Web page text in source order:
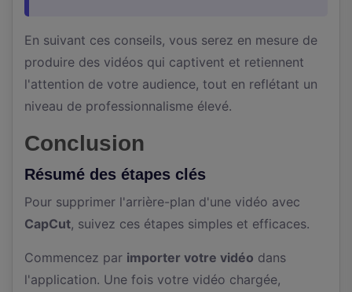
En suivant ces conseils, vous serez en mesure de
produire des vidéos qui captivent et retiennent
l'attention de votre audience, tout en reflétant un
niveau de professionnalisme élevé.
Conclusion
Résumé des étapes clés
Pour supprimer l'arrière-plan d'une vidéo avec
CapCut, suivez ces étapes simples et efficaces.
Commencez par importer votre vidéo dans
l'application. Une fois votre vidéo chargée,